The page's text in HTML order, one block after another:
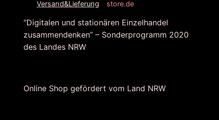
Versand&Lieferung
store.de
“Digitalen und stationären Einzelhandel
zusammendenken” – Sonderprogramm 2020
des Landes NRW
Online Shop gefördert vom Land NRW